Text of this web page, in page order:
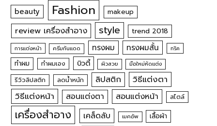
beauty Fashion makeup
review เครื่องสำอาง style trend 2018
การแต่งหน้า ครีมกันแดด ทรงผม ทรงผมสั้น ทริค
ทำผม ทำผมเอง บิวตี้ ผิวสวย มือใหม่หัดแต่ง
รีวิวลิปสติก ลดน้ำหนัก ลิปสติก
วิธีแต่งตา
วิธีแต่งหน้า
สอนแต่งตา สอนแต่งหน้า สไตล์
เครื่องสำอาง เคล็ดลับ เมคอัพ เสื้อผ้า